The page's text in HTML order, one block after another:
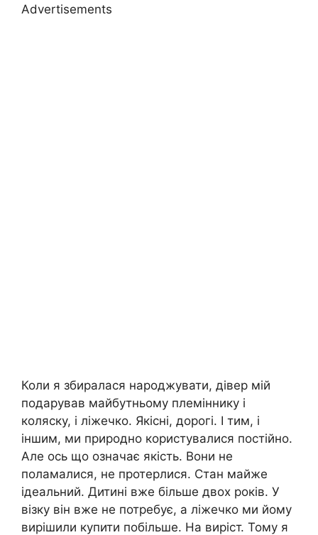
Advertisements
Коли я збиралася народжувати, дівер мій
подарував майбутньому племіннику і
коляску, і ліжечко. Якісні, дорогі. І тим, і
іншим, ми природно користувалися постійно.
Але ось що означає якість. Вони не
поламалися, не протерлися. Стан майже
ідеальний. Дитині вже більше двох років. У
візку він вже не потребує, а ліжечко ми йому
вирішили купити побільше. На виріст. Тому я